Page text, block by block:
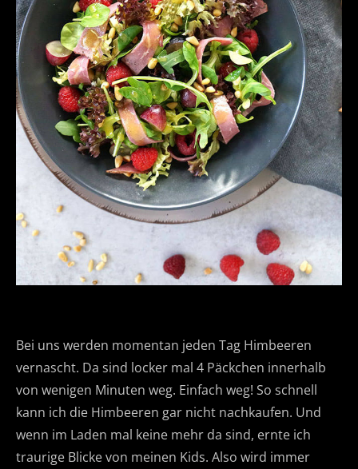
Bei uns werden momentan jeden Tag Himbeeren
vernascht. Da sind locker mal 4 Päckchen innerhalb
von wenigen Minuten weg. Einfach weg! So schnell
kann ich die Himbeeren gar nicht nachkaufen. Und
wenn im Laden mal keine mehr da sind, ernte ich
traurige Blicke von meinen Kids. Also wird immer